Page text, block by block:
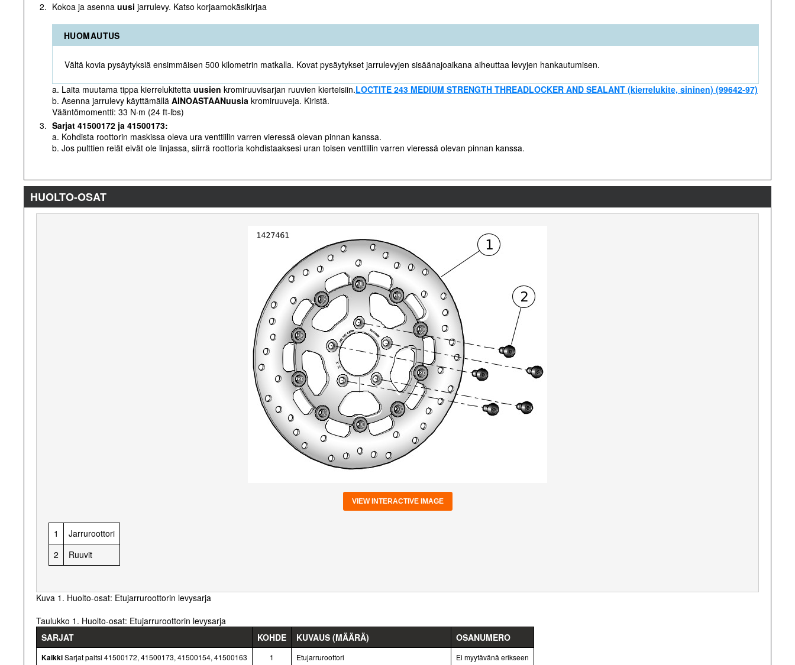
2. Kokoa ja asenna uusi jarrulevy. Katso korjaamokäsikirjaa
HUOMAUTUS
Vältä kovia pysäytyksiä ensimmäisen 500 kilometrin matkalla. Kovat pysäytykset jarrulevyjen sisäänajoaikana aiheuttaa levyjen hankautumisen.
a. Laita muutama tippa kierrelukitetta uusien kromiruuvisarjan ruuvien kierteisiin.LOCTITE 243 MEDIUM STRENGTH THREADLOCKER AND SEALANT (kierrelukite, sininen) (99642-97)
b. Asenna jarrulevy käyttämällä AINOASTAANuusia kromiruuveja. Kiristä.
Vääntömomentti: 33 N·m (24 ft-lbs)
3. Sarjat 41500172 ja 41500173:
a. Kohdista roottorin maskissa oleva ura venttiilin varren vieressä olevan pinnan kanssa.
b. Jos pulttien reiät eivät ole linjassa, siirrä roottoria kohdistaaksesi uran toisen venttiilin varren vieressä olevan pinnan kanssa.
HUOLTO-OSAT
VIEW INTERACTIVE IMAGE
1
Jarruroottori
2
Ruuvit
Kuva 1. Huolto-osat: Etujarruroottorin levysarja
Taulukko 1. Huolto-osat: Etujarruroottorin levysarja
SARJAT
KOHDE KUVAUS (MÄÄRÄ) OSANUMERO
KaikkiSarjat paitsi 41500172, 41500173, 41500154, 41500163 1 Etujarruroottori Ei myytävänä erikseen